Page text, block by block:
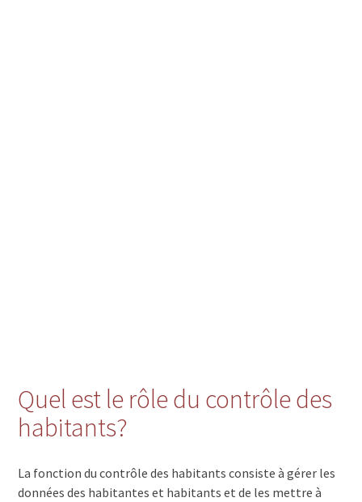
Quel est le rôle du contrôle des
habitants?
La fonction du contrôle des habitants consiste à gérer les
données des habitantes et habitants et de les mettre à